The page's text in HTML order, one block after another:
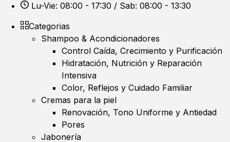
Lu-Vie: 08:00 - 17:30 / Sab: 08:00 - 13:30
Categorias
Shampoo & Acondicionadores
Control Caída, Crecimiento y Purificación
Hidratación, Nutrición y Reparación
Intensiva
Color, Reflejos y Cuidado Familiar
Cremas para la piel
Renovación, Tono Uniforme y Antiedad
Pores
Jabonería